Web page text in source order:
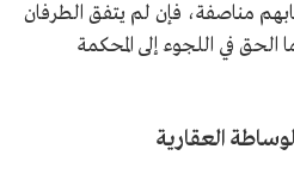
مناصفة، فإن لم يتفق الطرفان
في اللجوء إلى المحكمة
العقارية